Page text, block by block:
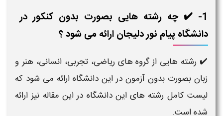
1- ✔️ چه رشته هایی بصورت بدون کنکور در
دانشگاه پیام نور دلیجان ارائه می شود ؟
✔️ رشته هایی از گروه های ریاضی، تجربی، انسانی، هنر و
زبان بصورت بدون آزمون در این دانشگاه ارائه می شود که
لیست کامل رشته های این دانشگاه در این مقاله نیز ارائه
شده است.